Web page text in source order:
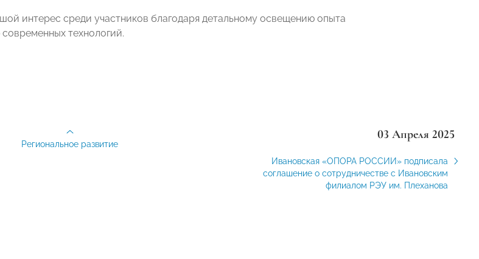
интерес среди участников благодаря детальному освещению опыта
технологий.
03 Апреля 2025
Ивановская «ОПОРА РОССИИ» подписала
соглашение о сотрудничестве с Ивановским
филиалом РЭУ им. Плеханова
Региональное развитие